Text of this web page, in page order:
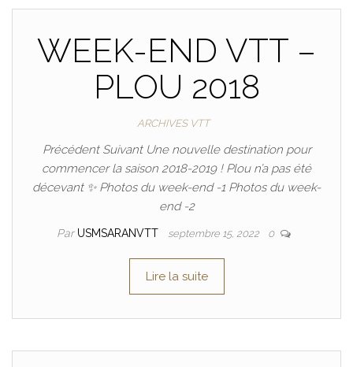
WEEK-END VTT –
PLOU 2018
ARCHIVES VTT
Précédent Suivant Une nouvelle destination pour
commencer la saison 2018-2019 ! Plou n’a pas été
décevant ✨ Photos du week-end -1 Photos du week-
end -2
Par USMSARANVTT septembre 15, 2022 0
Lire la suite